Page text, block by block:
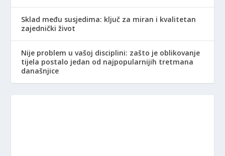
Sklad među susjedima: ključ za miran i kvalitetan
zajednički život
Nije problem u vašoj disciplini: zašto je oblikovanje
tijela postalo jedan od najpopularnijih tretmana
današnjice